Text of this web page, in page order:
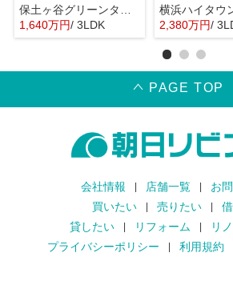
1,640万円/ 3LDK
横浜ハイタウ
2,380万円/
PAGE TOP
会社情報 店舗一覧
お
買いたい
売りたい
貸したい
リフォーム
リ
プライバシーポリシー
利用規約